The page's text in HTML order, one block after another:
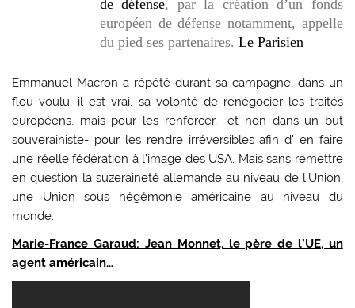
de défense, par la création d’un fonds
européen de défense notamment, appelle
du pied ses partenaires. Le Parisien
Emmanuel Macron a répété durant sa campagne, dans un
flou voulu, il est vrai, sa volonté de renégocier les traités
européens, mais pour les renforcer, -et non dans un but
souverainiste- pour les rendre irréversibles afin d’ en faire
une réelle fédération à l’image des USA. Mais sans remettre
en question la suzeraineté allemande au niveau de l’Union,
une Union sous hégémonie américaine au niveau du
monde.
Marie-France Garaud: Jean Monnet, le père de l’UE, un
agent américain…